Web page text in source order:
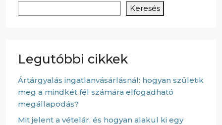
Keresés
Legutóbbi cikkek
Ártárgyalás ingatlanvásárlásnál: hogyan születik
meg a mindkét fél számára elfogadható
megállapodás?
Mit jelent a vételár, és hogyan alakul ki egy